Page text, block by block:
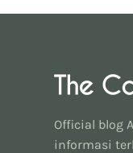
Official blog
informasi